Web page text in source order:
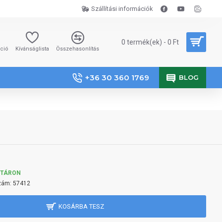
Szállítási információk
Kívánságlista Összehasonlítás
0 termék(ek) - 0 Ft
+36 30 360 1769 BLOG
57412
KOSÁRBA TESZ